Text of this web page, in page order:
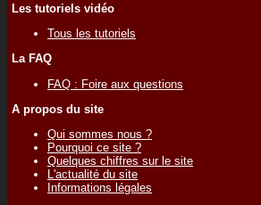
Les tutoriels vidéo
Tous les tutoriels
La FAQ
FAQ : Foire aux questions
A propos du site
Qui sommes nous ?
Pourquoi ce site ?
Quelques chiffres sur le site
L'actualité du site
Informations légales